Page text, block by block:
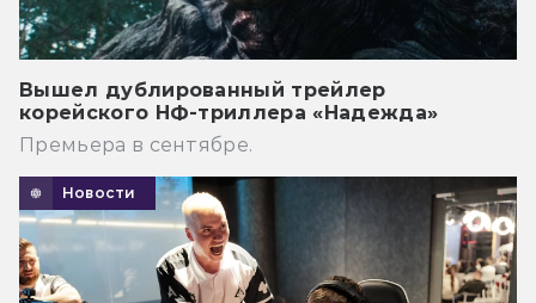
Вышел дублированный трейлер
корейского НФ-триллера «Надежда»
Премьера в сентябре.
Новости